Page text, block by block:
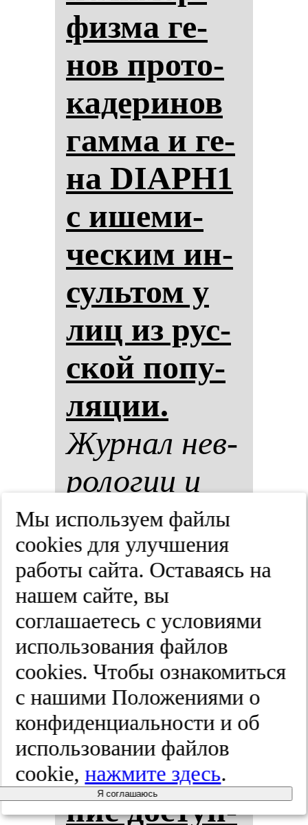
физ­ма ге­
нов про­то­
ка­де­ри­нов
гам­ма и ге­
на DIAPH1
с ише­ми­
чес­ким ин­
суль­том у
лиц из рус­
ской по­пу­
ля­ции.
Жур­нал нев­
ро­ло­гии и
пси­хи­ат­рии
им. С.С.
Кор­са­ко­ва.
Спец­вы­пус­
ки.
2025;(8-2):74-80
По­вы­ше­
ние дос­туп­
Мы используем файлы
cооkies для улучшения
работы сайта. Оставаясь на
нашем сайте, вы
соглашаетесь с условиями
использования файлов
cооkies. Чтобы ознакомиться
с нашими Положениями о
конфиденциальности и об
использовании файлов
cookie,нажмите здесь.
Я соглашаюсь